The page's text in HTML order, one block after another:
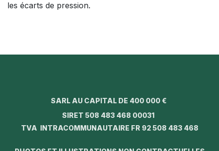
les écarts de pression.
SARL AU CAPITAL DE 400 000 €
SIRET 508 483 468 00031
TVA INTRACOMMUNAUTAIRE FR 92 508 483 468